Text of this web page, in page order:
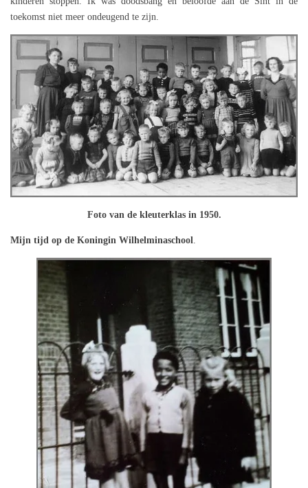
toekomst niet meer ondeugend te zijn.
Foto van de kleuterklas in 1950.
Mijn tijd op de Koningin Wilhelminaschool.